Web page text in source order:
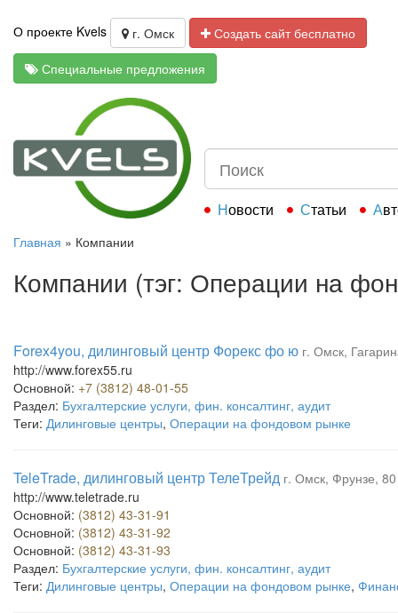
О проекте Kvels г. Омск
Создать сайт бесплатно
Специальные предложения
Новости Статьи
Главная » Компании
Компании (тэг: Операции на
Forex4you, дилинговый центр Форекс фо ю г. Омск,
http://www.forex55.ru
Основной: +7 (3812) 48-01-55
Раздел: Бухгалтерские услуги, фин. консалтинг, аудит
Теги: Дилинговые центры, Операции на фондовом рынке
TeleTrade, дилинговый центр ТелеТрейд г. Омск, Фрунзе,
http://www.teletrade.ru
Основной: (3812) 43-31-91
Основной: (3812) 43-31-92
Основной: (3812) 43-31-93
Раздел: Бухгалтерские услуги, фин. консалтинг, аудит
Теги: Дилинговые центры, Операции на фондовом рынке,